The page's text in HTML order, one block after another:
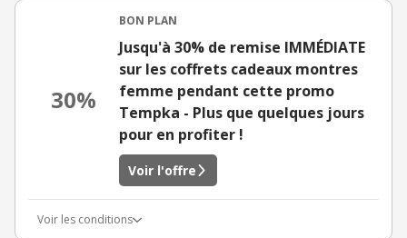
30%
BON PLAN
Jusqu'à 30% de remise IMMÉDIATE
sur les coffrets cadeaux montres
femme pendant cette promo
Tempka - Plus que quelques jours
pour en profiter !
Voir l'offre
Voir les conditions